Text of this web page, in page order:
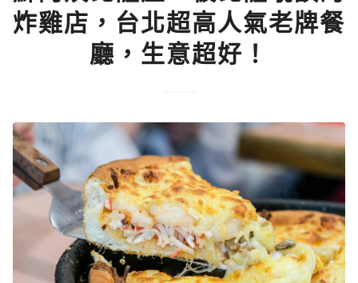
炸雞店，台北超高人氣老牌餐
廳，生意超好！